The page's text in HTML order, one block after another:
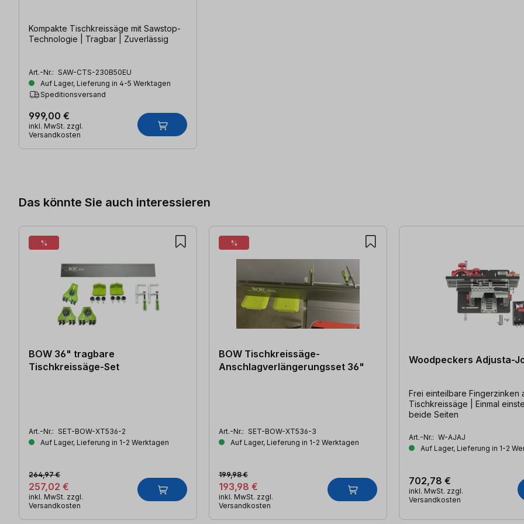
Kompakte Tischkreissäge mit Sawstop-
Technologie | Tragbar | Zuverlässig
Art.-Nr.: SAW-CTS-230B50EU
Auf Lager, Lieferung in 4-5 Werktagen
Speditionsversand
999,00 €
inkl. MwSt. zzgl.
Versandkosten
Das könnte Sie auch interessieren
%
BOW 36" tragbare
Tischkreissäge-Set
Art.-Nr.: SET-BOW-XT536-2
Auf Lager, Lieferung in 1-2 Werktagen
257,02 €
264,97 €
inkl. MwSt. zzgl.
Versandkosten
%
BOW Tischkreissäge-
Anschlagverlängerungsset 36"
Art.-Nr.: SET-BOW-XT536-3
Auf Lager, Lieferung in 1-2 Werktagen
193,98 €
199,98 €
inkl. MwSt. zzgl.
Versandkosten
Woodpeckers Adjusta-
Frei einteilbare Fingerzinken
Tischkreissäge | Einmal
beide Seiten
Art.-Nr.: W-AJAJ
Auf Lager, Lieferung in 1-2
702,78 €
inkl. MwSt. zzgl.
Versandkosten